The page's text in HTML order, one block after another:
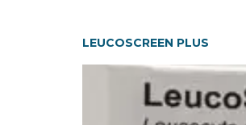
LEUCOSCREEN PLUS